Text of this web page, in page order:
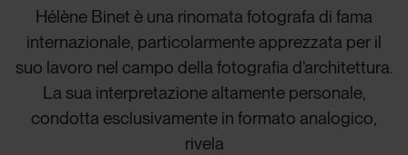
Hélène Binet è una rinomata fotografa di fama
internazionale, particolarmente apprezzata per il
suo lavoro nel campo della fotografia d’architettura.
La sua interpretazione altamente personale,
condotta esclusivamente in formato analogico,
rivela